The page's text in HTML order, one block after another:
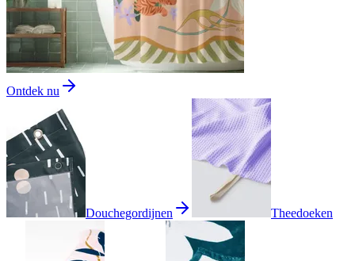
Ontdek nu
Douchegordijnen Theedoeken